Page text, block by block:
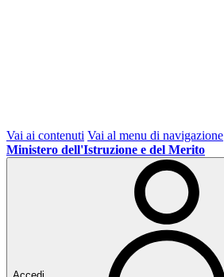
Vai ai contenuti Vai al menu di navigazione
Ministero dell'Istruzione e del Merito